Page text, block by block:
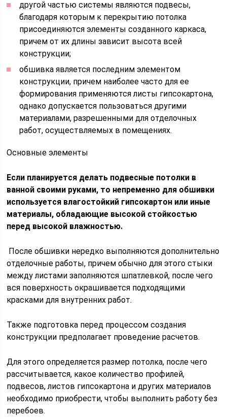
другой частью системы являются подвесы,
благодаря которым к перекрытию потолка
присоединяются элементы созданного каркаса,
причем от их длины зависит высота всей
конструкции;
обшивка является последним элементом
конструкции, причем наиболее часто для ее
формирования применяются листы гипсокартона,
однако допускается пользоваться другими
материалами, разрешенными для отделочных
работ, осуществляемых в помещениях.
Основные элементы
Если планируется делать подвесные потолки в
ванной своими руками, то непременно для обшивки
используется влагостойкий гипсокартон или иные
материалы, обладающие высокой стойкостью
перед высокой влажностью.
После обшивки нередко выполняются дополнительно
отделочные работы, причем обычно для этого стыки
между листами заполняются шпатлевкой, после чего
вся поверхность окрашивается подходящими
красками для внутренних работ.
Также подготовка перед процессом создания
конструкции предполагает проведение расчетов.
Для этого определяется размер потолка, после чего
рассчитывается, какое количество профилей,
подвесов, листов гипсокартона и других материалов
необходимо приобрести, чтобы выполнить работу без
перебоев.